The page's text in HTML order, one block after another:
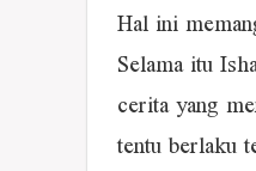
Hal ini
Selama itu
cerita yang
tentu berlaku